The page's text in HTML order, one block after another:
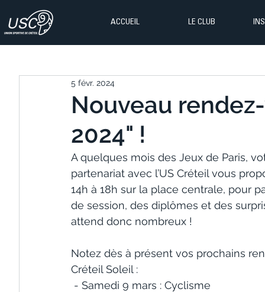
ACCUEIL LE CLUB
Nouveau
2024" !
5 févr. 2024
A quelques mois des Jeux de Paris,
partenariat avec l’US Créteil vous
14h à 18h sur la place centrale, pour
de session, des diplômes et des
attend donc nombreux !
Notez dès à présent vos prochains
Créteil Soleil :
- Samedi 9 mars : Cyclisme